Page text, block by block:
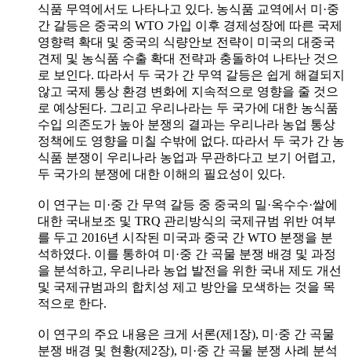
식품 무역에서도 나타나고 있다. 농식품 교역에서 미·중
간 갈등은 중국의 WTO 가입 이후 경제성장에 따른 국제
영향력 확대 및 중국의 식량안보 전략이 미국의 대중국
견제 및 농식품 수출 확대 전략과 충돌하여 나타난 것으
로 보인다. 따라서 두 국가 간 무역 갈등은 쉽게 해결되지
않고 국제 통상 환경 변화에 지속적으로 영향을 줄 것으
로 예상된다. 그리고 우리나라는 두 국가에 대한 농식품
수입 의존도가 높아 분쟁의 결과는 우리나라 농업 통상
정책에도 영향을 미칠 수밖에 없다. 따라서 두 국가 간 농
식품 분쟁이 우리나라 농업과 무관하다고 보기 어렵고,
두 국가의 분쟁에 대한 이해의 필요성이 있다.
이 연구는 미·중 간 무역 갈등 중 중국의 밀·옥수수·쌀에
대한 국내보조 및 TRQ 관리방식의 국제규범 위반 여부
를 두고 2016년 시작된 미국과 중국 간 WTO 분쟁을 분
석하였다. 이를 통하여 미·중 간 곡물 분쟁 배경 및 과정
을 분석하고, 우리나라 농업 발전을 위한 국내 제도 개선
및 국제규범과의 합치성 제고 방안을 모색하는 것을 목
적으로 한다.
이 연구의 주요 내용은 크게 서론(제1장), 미·중 간 곡물
분쟁 배경 및 현황(제2장), 미·중 간 곡물 분쟁 사례 분석